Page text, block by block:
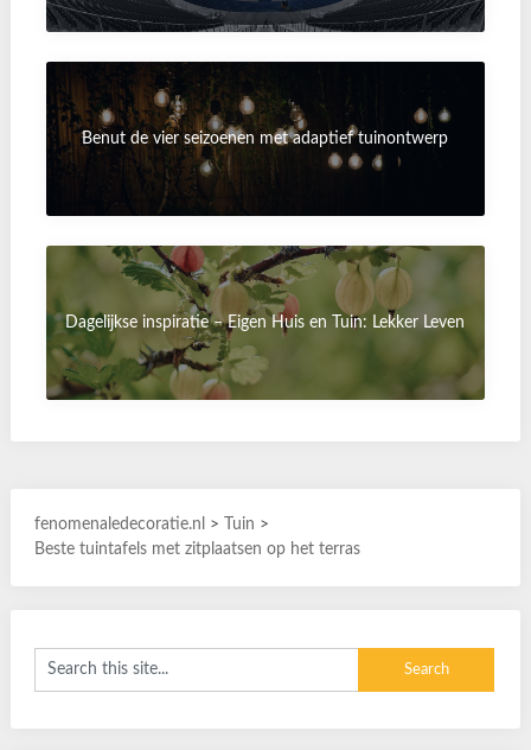
Benut de vier seizoenen met adaptief tuinontwerp
Dagelijkse inspiratie – Eigen Huis en Tuin: Lekker Leven
fenomenaledecoratie.nl > Tuin >
Beste tuintafels met zitplaatsen op het terras